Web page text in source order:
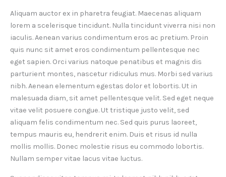
Aliquam auctor ex in pharetra feugiat. Maecenas aliquam
lorem a scelerisque tincidunt. Nulla tincidunt viverra nisi non
iaculis. Aenean varius condimentum eros ac pretium. Proin
quis nunc sit amet eros condimentum pellentesque nec
eget sapien. Orci varius natoque penatibus et magnis dis
parturient montes, nascetur ridiculus mus. Morbi sed varius
nibh. Aenean elementum egestas dolor et lobortis. Ut in
malesuada diam, sit amet pellentesque velit. Sed eget neque
vitae velit posuere congue. Ut tristique justo velit, sed
aliquam felis condimentum nec. Sed quis purus laoreet,
tempus mauris eu, hendrerit enim. Duis et risus id nulla
mollis mollis. Donec molestie risus eu commodo lobortis.
Nullam semper vitae lacus vitae luctus.